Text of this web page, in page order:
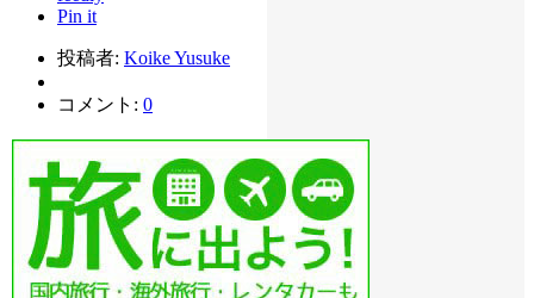
Pin it
投稿者: Koike Yusuke
コメント: 0